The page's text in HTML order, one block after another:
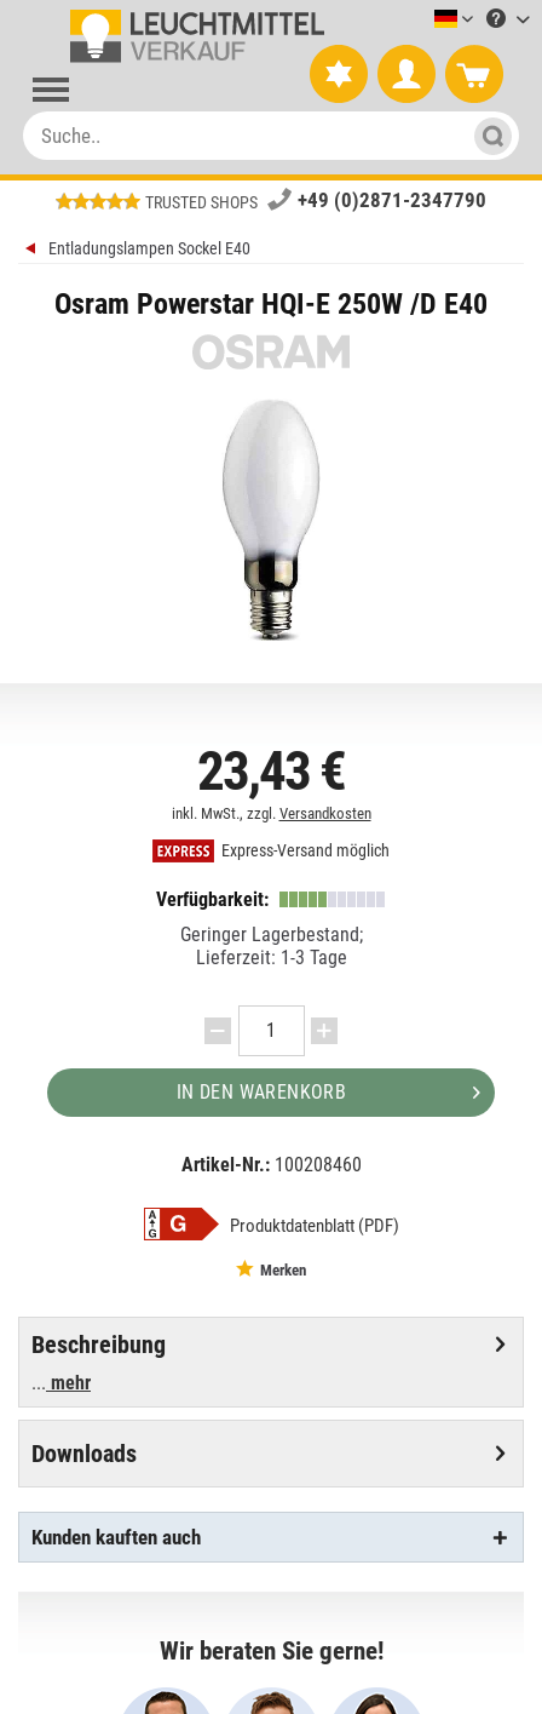
TRUSTED SHOPS +49 (0)2871-2347790
Entladungslampen Sockel E40
Osram Powerstar HQI-E 250W /D E40
23,43 €
inkl. MwSt., zzgl. Versandkosten
Express-Versand möglich
Verfügbarkeit:
Geringer Lagerbestand;
Lieferzeit: 1-3 Tage
IN DEN WARENKORB
Artikel-Nr.: 100208460
Produktdatenblatt (PDF)
Merken
Beschreibung
... mehr
Downloads
Kunden kauften auch
Wir beraten Sie gerne!